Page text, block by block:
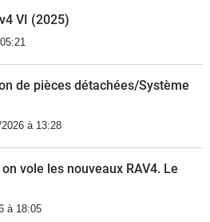
VI (2025)
de pièces détachées/Système
2026 à 13:28
vole les nouveaux RAV4. Le
à 18:05